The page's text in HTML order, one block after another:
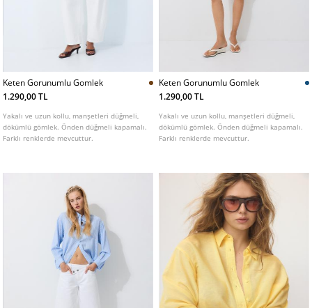
Keten Gorunumlu Gomlek
1.290,00 TL
Yakalı ve uzun kollu, manşetleri düğmeli,
dökümlü gömlek. Önden düğmeli kapamalı.
Farklı renklerde mevcuttur.
Keten Gorunumlu Gomlek
1.290,00 TL
Yakalı ve uzun kollu, manşetleri düğmeli,
dökümlü gömlek. Önden düğmeli kapamalı.
Farklı renklerde mevcuttur.